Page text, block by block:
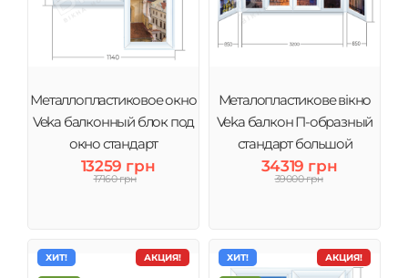
Металлопластиковое окно
Veka балконный блок под
окно стандарт
13259 грн
17160 грн
Металопластикове вікно
Veka балкон П-образный
стандарт большой
34319 грн
39000 грн
АКЦИЯ!
ХИТ! АКЦИЯ!
ХИТ!